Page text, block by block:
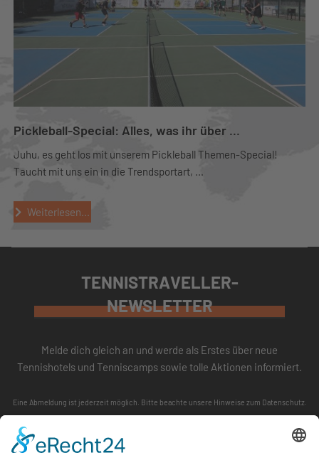
Pickleball-Special: Alles, was ihr über ...
Juhu, es geht los mit unserem Pickleball Themen-Special!
Taucht mit uns ein in die Trendsportart, ...
Weiterlesen...
TENNISTRAVELLER-
NEWSLETTER
Melde dich gleich an und werde als Erstes über neue
Tennishotels und Tenniscamps sowie tolle Aktionen informiert.
Eine Abmeldung ist jederzeit möglich. Bitte beachte unsere Hinweise zum Datenschutz.